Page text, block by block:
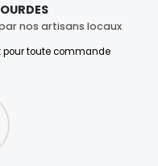
nos artisans locaux
pour toute commande